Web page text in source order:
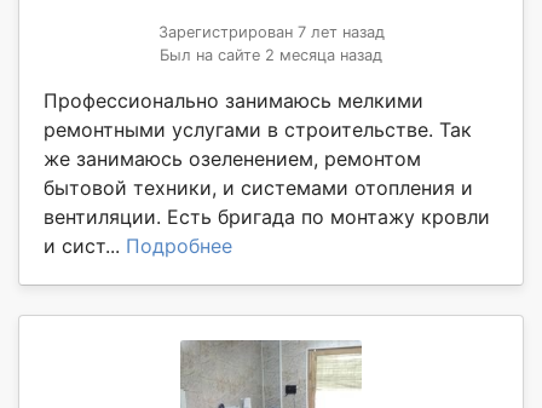
Зарегистрирован 7 лет назад
Был на сайте 2 месяца назад
Профессионально занимаюсь мелкими
ремонтными услугами в строительстве. Так
же занимаюсь озеленением, ремонтом
бытовой техники, и системами отопления и
вентиляции. Есть бригада по монтажу кровли
и сист... Подробнее